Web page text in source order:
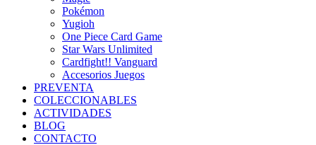
Pokémon
Yugioh
One Piece Card Game
Star Wars Unlimited
Cardfight!! Vanguard
Accesorios Juegos
PREVENTA
COLECCIONABLES
ACTIVIDADES
BLOG
CONTACTO